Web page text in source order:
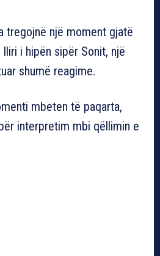
tregojnë një moment gjatë
i hipën sipër Sonit, një
shumë reagime.
mbeten të paqarta,
interpretim mbi qëllimin e